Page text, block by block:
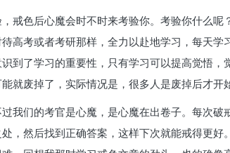
戒色后心魔会时不时来考验你。考验你什么
高考或者考研那样，全力以赴地学习，每天
到了学习的重要性，只有学习可以提高觉悟
就废掉了，实际情况是，很多人是废掉后才开
我们的考官是心魔，是心魔在出卷子。每次
，然后找到正确答案，这样下次就能戒得更